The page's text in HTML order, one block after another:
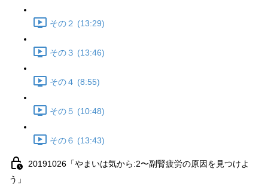
その２ (13:29)
その３ (13:46)
その４ (8:55)
その５ (10:48)
その６ (13:43)
20191026「やまいは気から:2〜副腎疲労の原因を見つけよ
う」